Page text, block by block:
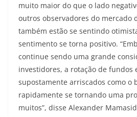
muito maior do que o lado
outros observadores do mercado
também estão se sentindo
sentimento se torna positivo.
continue sendo uma grande
investidores, a rotação de fundos
supostamente arriscados como o
rapidamente se tornando uma
muitos”, disse Alexander